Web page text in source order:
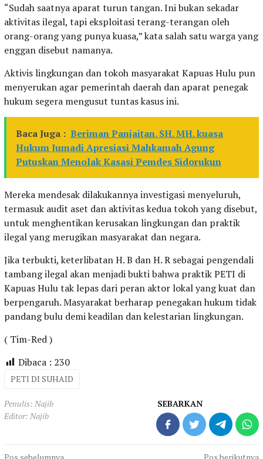
“Sudah saatnya aparat turun tangan. Ini bukan sekadar
aktivitas ilegal, tapi eksploitasi terang-terangan oleh
orang-orang yang punya kuasa,” kata salah satu warga yang
enggan disebut namanya.
Aktivis lingkungan dan tokoh masyarakat Kapuas Hulu pun
menyerukan agar pemerintah daerah dan aparat penegak
hukum segera mengusut tuntas kasus ini.
Baca Juga : Beriman Panjaitan. SH. MH. kuasa
Hukum Jumadi Apresiasi Mahkamah Agung
Putuskan Menolak Kasasi Pemdes Sidorukun
Mereka mendesak dilakukannya investigasi menyeluruh,
termasuk audit aset dan aktivitas kedua tokoh yang disebut,
untuk menghentikan kerusakan lingkungan dan praktik
ilegal yang merugikan masyarakat dan negara.
Jika terbukti, keterlibatan H. B dan H. R sebagai pengendali
tambang ilegal akan menjadi bukti bahwa praktik PETI di
Kapuas Hulu tak lepas dari peran aktor lokal yang kuat dan
berpengaruh. Masyarakat berharap penegakan hukum tidak
pandang bulu demi keadilan dan kelestarian lingkungan.
( Tim-Red )
Dibaca : 230
PETI DI SUHAID
Penulis: Najib
Editor: Najib
SEBARKAN